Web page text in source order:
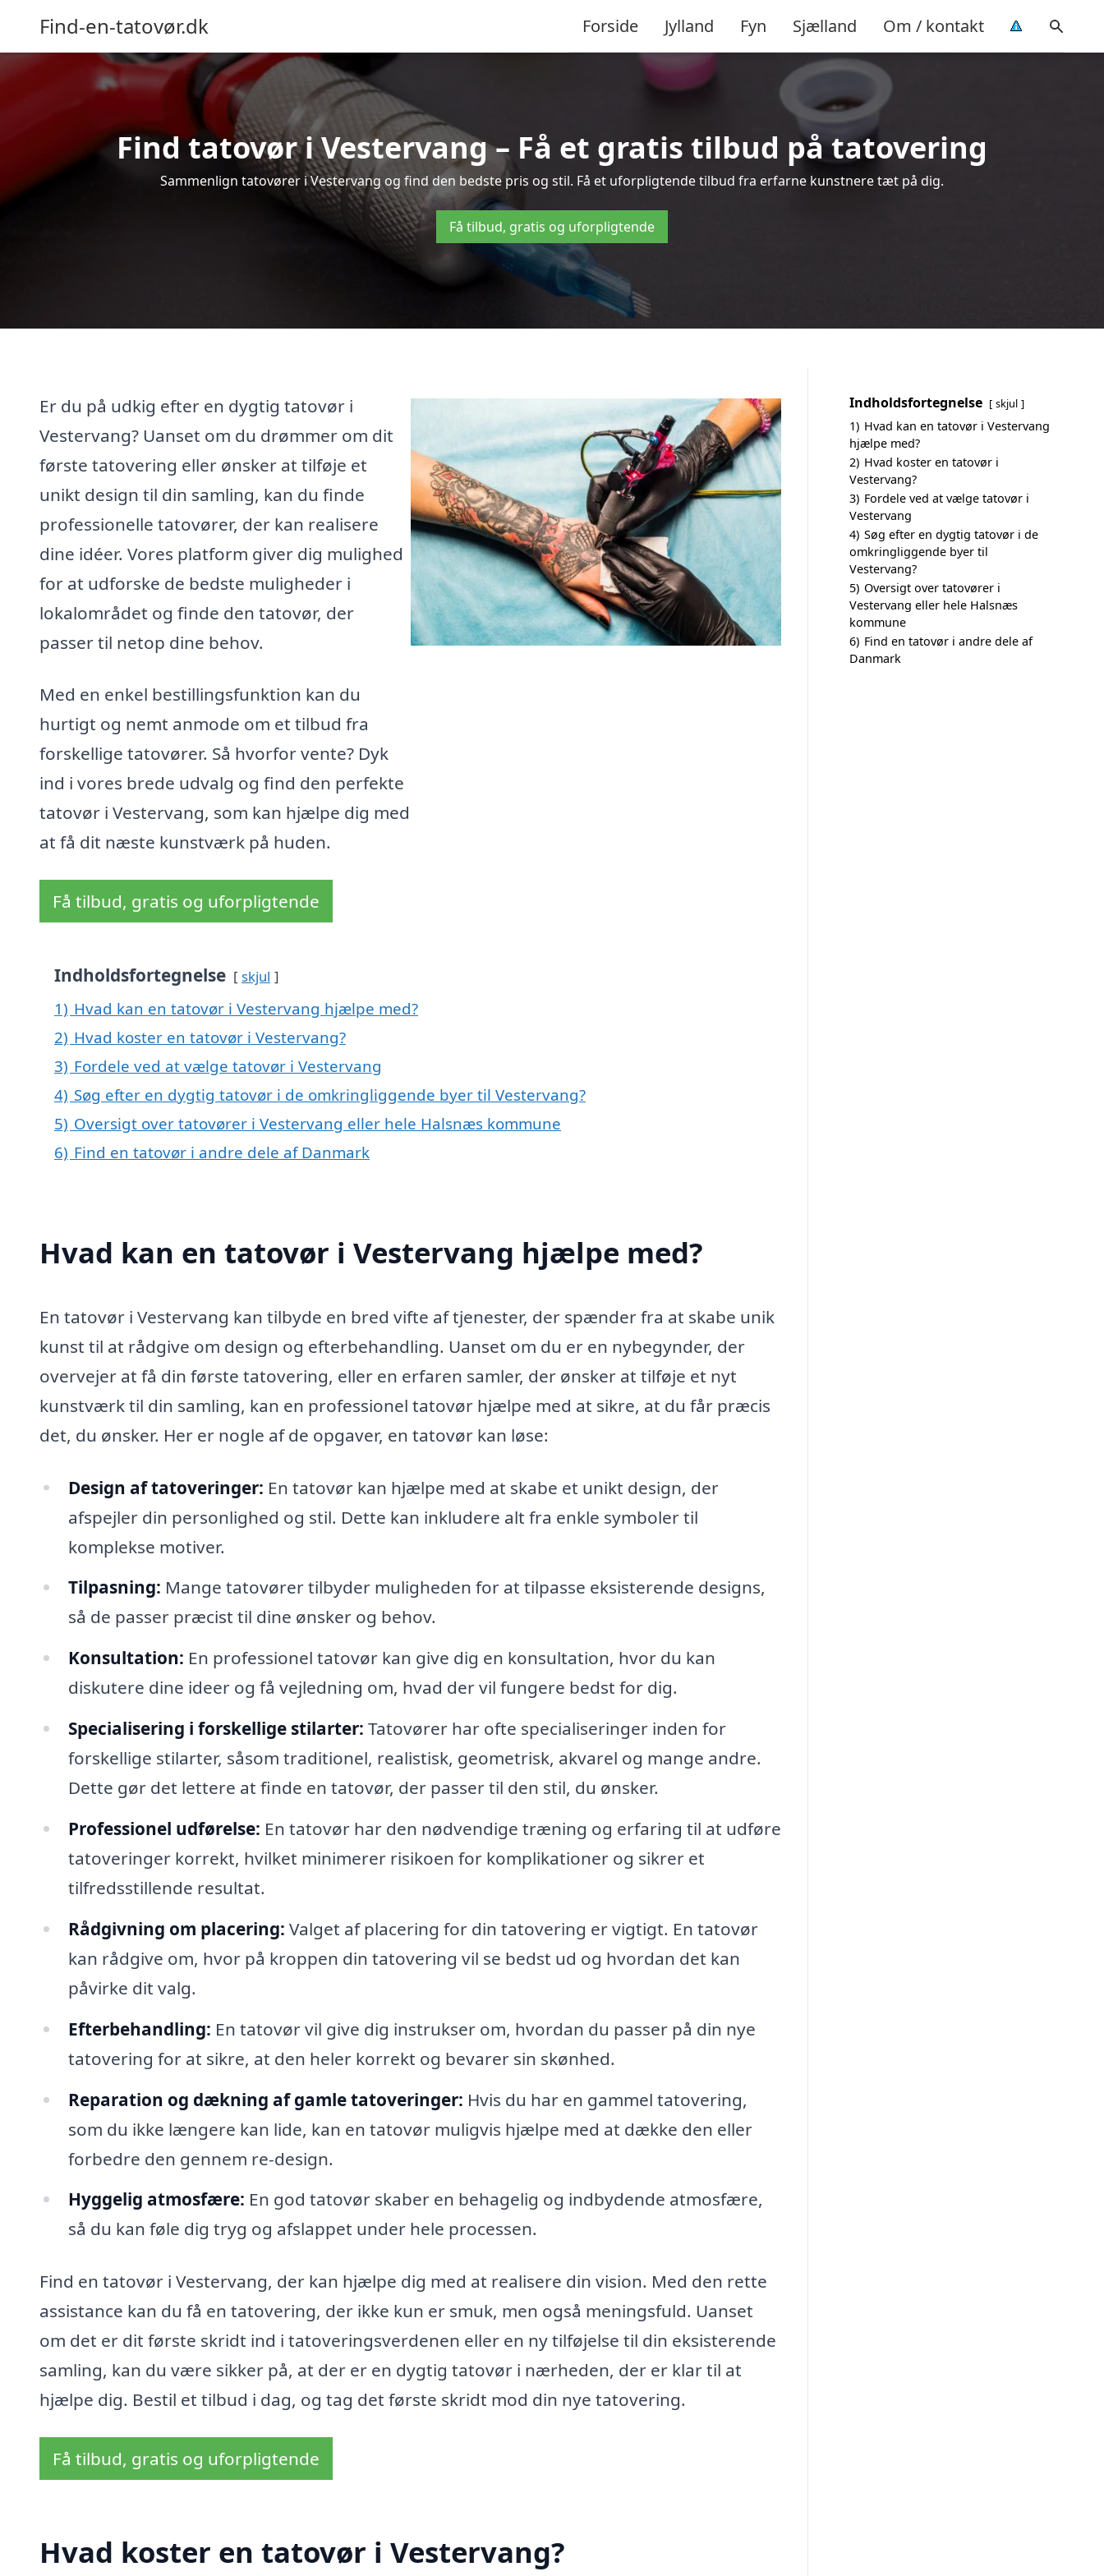
Find-en-tatovør.dk Forside Jylland Fyn Sjælland Om / kontakt
Find tatovør i Vestervang – Få et gratis tilbud på tatovering
Sammenlign tatovører i Vestervang og find den bedste pris og stil. Få et uforpligtende tilbud fra erfarne kunstnere tæt på dig.
Få tilbud, gratis og uforpligtende
Er du på udkig efter en dygtig tatovør i
Vestervang? Uanset om du drømmer om dit
første tatovering eller ønsker at tilføje et
unikt design til din samling, kan du finde
professionelle tatovører, der kan realisere
dine idéer. Vores platform giver dig mulighed
for at udforske de bedste muligheder i
lokalområdet og finde den tatovør, der
passer til netop dine behov.
Med en enkel bestillingsfunktion kan du
hurtigt og nemt anmode om et tilbud fra
forskellige tatovører. Så hvorfor vente? Dyk
ind i vores brede udvalg og find den perfekte
tatovør i Vestervang, som kan hjælpe dig med
at få dit næste kunstværk på huden.
Få tilbud, gratis og uforpligtende
Indholdsfortegnelse skjul
1) Hvad kan en tatovør i Vestervang hjælpe med?
2) Hvad koster en tatovør i Vestervang?
3) Fordele ved at vælge tatovør i Vestervang
4) Søg efter en dygtig tatovør i de omkringliggende byer til Vestervang?
5) Oversigt over tatovører i Vestervang eller hele Halsnæs kommune
6) Find en tatovør i andre dele af Danmark
Hvad kan en tatovør i Vestervang hjælpe med?
En tatovør i Vestervang kan tilbyde en bred vifte af tjenester, der spænder fra at skabe unik
kunst til at rådgive om design og efterbehandling. Uanset om du er en nybegynder, der
overvejer at få din første tatovering, eller en erfaren samler, der ønsker at tilføje et nyt
kunstværk til din samling, kan en professionel tatovør hjælpe med at sikre, at du får præcis
det, du ønsker. Her er nogle af de opgaver, en tatovør kan løse:
Design af tatoveringer: En tatovør kan hjælpe med at skabe et unikt design, der
afspejler din personlighed og stil. Dette kan inkludere alt fra enkle symboler til
komplekse motiver.
Tilpasning: Mange tatovører tilbyder muligheden for at tilpasse eksisterende designs,
så de passer præcist til dine ønsker og behov.
Konsultation: En professionel tatovør kan give dig en konsultation, hvor du kan
diskutere dine ideer og få vejledning om, hvad der vil fungere bedst for dig.
Specialisering i forskellige stilarter: Tatovører har ofte specialiseringer inden for
forskellige stilarter, såsom traditionel, realistisk, geometrisk, akvarel og mange andre.
Dette gør det lettere at finde en tatovør, der passer til den stil, du ønsker.
Professionel udførelse: En tatovør har den nødvendige træning og erfaring til at udføre
tatoveringer korrekt, hvilket minimerer risikoen for komplikationer og sikrer et
tilfredsstillende resultat.
Rådgivning om placering: Valget af placering for din tatovering er vigtigt. En tatovør
kan rådgive om, hvor på kroppen din tatovering vil se bedst ud og hvordan det kan
påvirke dit valg.
Efterbehandling: En tatovør vil give dig instrukser om, hvordan du passer på din nye
tatovering for at sikre, at den heler korrekt og bevarer sin skønhed.
Reparation og dækning af gamle tatoveringer: Hvis du har en gammel tatovering,
som du ikke længere kan lide, kan en tatovør muligvis hjælpe med at dække den eller
forbedre den gennem re-design.
Hyggelig atmosfære: En god tatovør skaber en behagelig og indbydende atmosfære,
så du kan føle dig tryg og afslappet under hele processen.
Find en tatovør i Vestervang, der kan hjælpe dig med at realisere din vision. Med den rette
assistance kan du få en tatovering, der ikke kun er smuk, men også meningsfuld. Uanset
om det er dit første skridt ind i tatoveringsverdenen eller en ny tilføjelse til din eksisterende
samling, kan du være sikker på, at der er en dygtig tatovør i nærheden, der er klar til at
hjælpe dig. Bestil et tilbud i dag, og tag det første skridt mod din nye tatovering.
Få tilbud, gratis og uforpligtende
Hvad koster en tatovør i Vestervang?
Indholdsfortegnelse skjul
1) Hvad kan en tatovør i Vestervang
hjælpe med?
2) Hvad koster en tatovør i
Vestervang?
3) Fordele ved at vælge tatovør i
Vestervang
4) Søg efter en dygtig tatovør i de
omkringliggende byer til
Vestervang?
5) Oversigt over tatovører i
Vestervang eller hele Halsnæs
kommune
6) Find en tatovør i andre dele af
Danmark